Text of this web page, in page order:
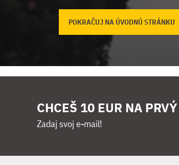
POKRAČUJ NA ÚVODNÚ STRÁNKU
CHCEŠ 10 EUR NA
Zadaj svoj e-mail!